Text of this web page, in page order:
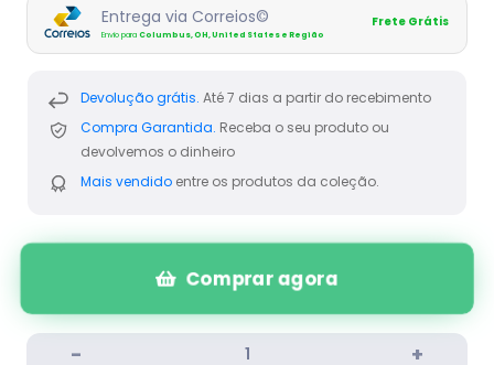
Entrega via Correios©
Envio para Columbus, OH, United States e Região
Frete Grátis
Devolução grátis. Até 7 dias a partir do recebimento
Compra Garantida. Receba o seu produto ou
devolvemos o dinheiro
Mais vendido entre os produtos da coleção.
Comprar agora